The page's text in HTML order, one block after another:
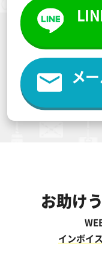
メ
お助け
インボイ